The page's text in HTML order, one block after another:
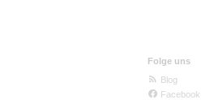
Folge uns
Blog
Facebook